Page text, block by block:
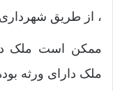
، از طریق شهرداری
ممکن است ملک
ملک دارای ورثه